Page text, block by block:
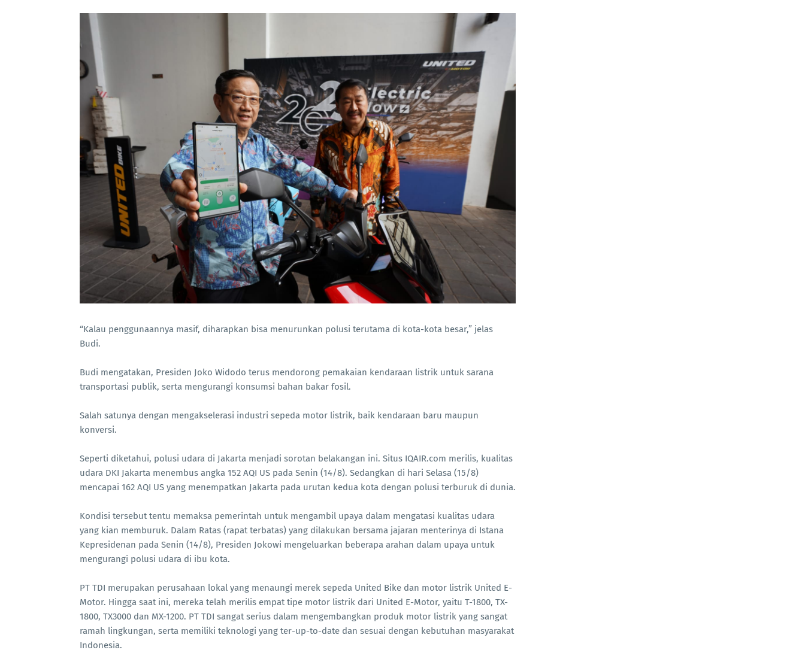
“Kalau penggunaannya masif, diharapkan bisa menurunkan polusi terutama di kota-kota besar,” jelas
Budi.
Budi mengatakan, Presiden Joko Widodo terus mendorong pemakaian kendaraan listrik untuk sarana
transportasi publik, serta mengurangi konsumsi bahan bakar fosil.
Salah satunya dengan mengakselerasi industri sepeda motor listrik, baik kendaraan baru maupun
konversi.
Seperti diketahui, polusi udara di Jakarta menjadi sorotan belakangan ini. Situs IQAIR.com merilis, kualitas
udara DKI Jakarta menembus angka 152 AQI US pada Senin (14/8). Sedangkan di hari Selasa (15/8)
mencapai 162 AQI US yang menempatkan Jakarta pada urutan kedua kota dengan polusi terburuk di dunia.
Kondisi tersebut tentu memaksa pemerintah untuk mengambil upaya dalam mengatasi kualitas udara
yang kian memburuk. Dalam Ratas (rapat terbatas) yang dilakukan bersama jajaran menterinya di Istana
Kepresidenan pada Senin (14/8), Presiden Jokowi mengeluarkan beberapa arahan dalam upaya untuk
mengurangi polusi udara di ibu kota.
PT TDI merupakan perusahaan lokal yang menaungi merek sepeda United Bike dan motor listrik United E-
Motor. Hingga saat ini, mereka telah merilis empat tipe motor listrik dari United E-Motor, yaitu T-1800, TX-
1800, TX3000 dan MX-1200. PT TDI sangat serius dalam mengembangkan produk motor listrik yang sangat
ramah lingkungan, serta memiliki teknologi yang ter-up-to-date dan sesuai dengan kebutuhan masyarakat
Indonesia.